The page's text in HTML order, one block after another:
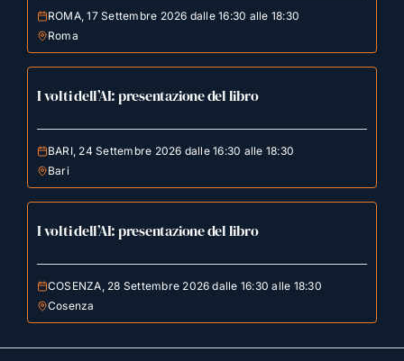
ROMA, 17 Settembre 2026 dalle 16:30 alle 18:30
Roma
I volti dell’AI: presentazione del libro
BARI, 24 Settembre 2026 dalle 16:30 alle 18:30
Bari
I volti dell’AI: presentazione del libro
COSENZA, 28 Settembre 2026 dalle 16:30 alle 18:30
Cosenza